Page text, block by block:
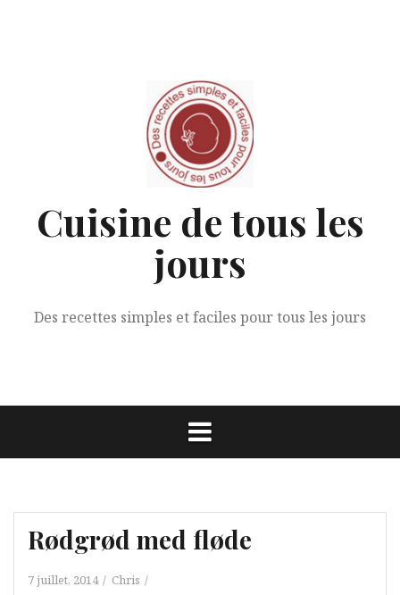
Cuisine de tous les
jours
Des recettes simples et faciles pour tous les jours
Rødgrød med fløde
7 juillet, 2014 Chris